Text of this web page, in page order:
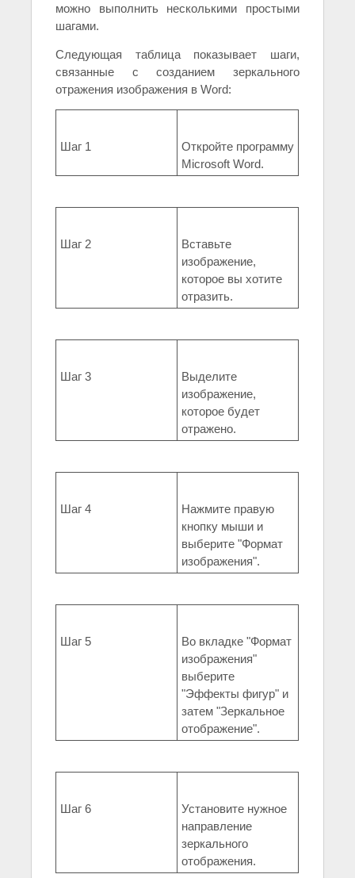
можно выполнить несколькими простыми
шагами.
Следующая таблица показывает шаги,
связанные с созданием зеркального
отражения изображения в Word:
Шаг 1
Откройте программу
Microsoft Word.
Шаг 2
Вставьте
изображение,
которое вы хотите
отразить.
Шаг 3
Выделите
изображение,
которое будет
отражено.
Шаг 4
Нажмите правую
кнопку мыши и
выберите "Формат
изображения".
Шаг 5
Во вкладке "Формат
изображения"
выберите
"Эффекты фигур" и
затем "Зеркальное
отображение".
Шаг 6
Установите нужное
направление
зеркального
отображения.